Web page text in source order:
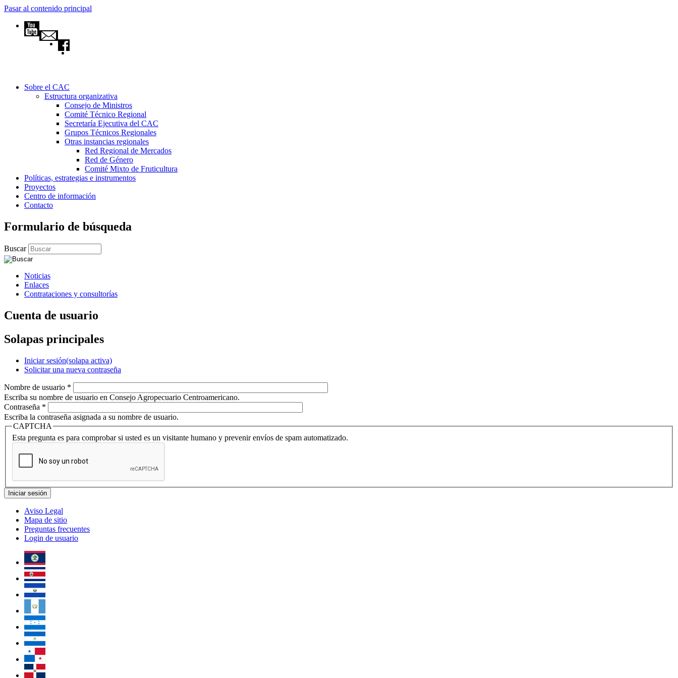
Pasar al contenido principal
Sobre el CAC
Estructura organizativa
Consejo de Ministros
Comité Técnico Regional
Secretaría Ejecutiva del CAC
Grupos Técnicos Regionales
Otras instancias regionales
Red Regional de Mercados
Red de Género
Comité Mixto de Fruticultura
Políticas, estrategias e instrumentos
Proyectos
Centro de información
Contacto
Formulario de búsqueda
Buscar
Noticias
Enlaces
Contrataciones y consultorías
Cuenta de usuario
Solapas principales
Iniciar sesión(solapa activa)
Solicitar una nueva contraseña
Nombre de usuario *
Escriba su nombre de usuario en Consejo Agropecuario Centroamericano.
Contraseña *
Escriba la contraseña asignada a su nombre de usuario.
CAPTCHA
Esta pregunta es para comprobar si usted es un visitante humano y prevenir envíos de spam automatizado.
Aviso Legal
Mapa de sitio
Preguntas frecuentes
Login de usuario